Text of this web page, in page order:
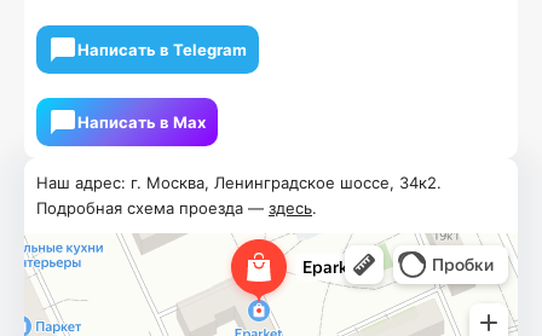
Наш адрес: г. Москва, Ленинградское шоссе, 34к2.
Подробная схема проезда — здесь.
Написать в Telegram
Написать в Мах